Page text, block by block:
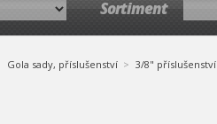
Sortiment
Gola sady, příslušenství 3/8" příslušenství